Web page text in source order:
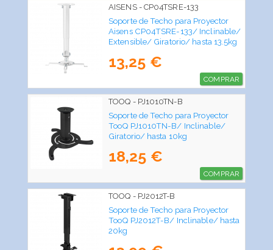
AISENS - CP04TSRE-133
Soporte de Techo para Proyector
Aisens CP04TSRE-133/ Inclinable/
Extensible/ Giratorio/ hasta 13.5kg
13,25 €
COMPRAR
TOOQ - PJ1010TN-B
Soporte de Techo para Proyector
TooQ PJ1010TN-B/ Inclinable/
Giratorio/ hasta 10kg
18,25 €
COMPRAR
TOOQ - PJ2012T-B
Soporte de Techo para Proyector
TooQ PJ2012T-B/ Inclinable/ hasta
20kg